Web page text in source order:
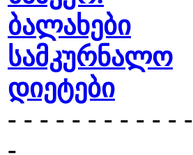
ბალახები
სამკურნალო
დიეტები
- - - - - - - - - - - -